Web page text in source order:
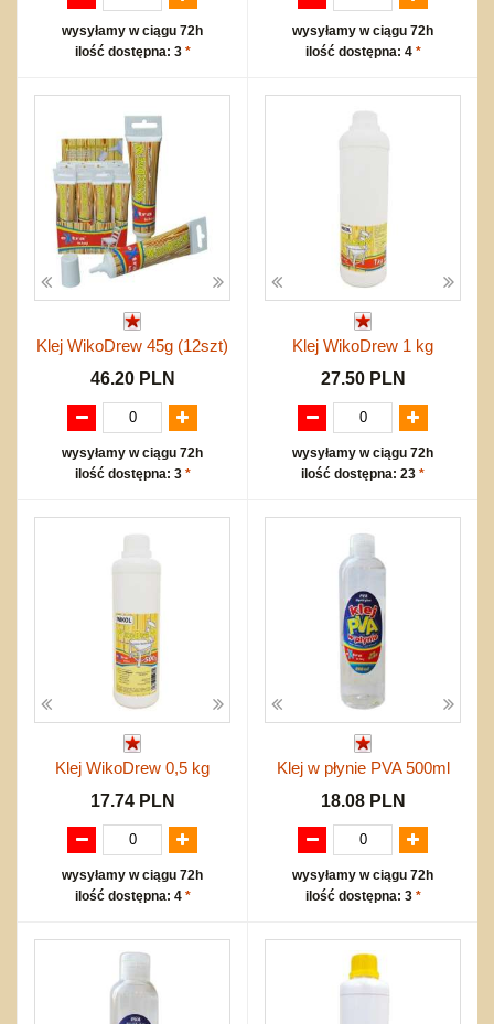
wysyłamy w ciągu 72h
ilość dostępna: 3 *
wysyłamy w ciągu 72h
ilość dostępna: 4 *
Klej WikoDrew 45g (12szt)
46.20 PLN
wysyłamy w ciągu 72h
ilość dostępna: 3 *
Klej WikoDrew 1 kg
27.50 PLN
wysyłamy w ciągu 72h
ilość dostępna: 23 *
Klej WikoDrew 0,5 kg
17.74 PLN
wysyłamy w ciągu 72h
ilość dostępna: 4 *
Klej w płynie PVA 500ml
18.08 PLN
wysyłamy w ciągu 72h
ilość dostępna: 3 *